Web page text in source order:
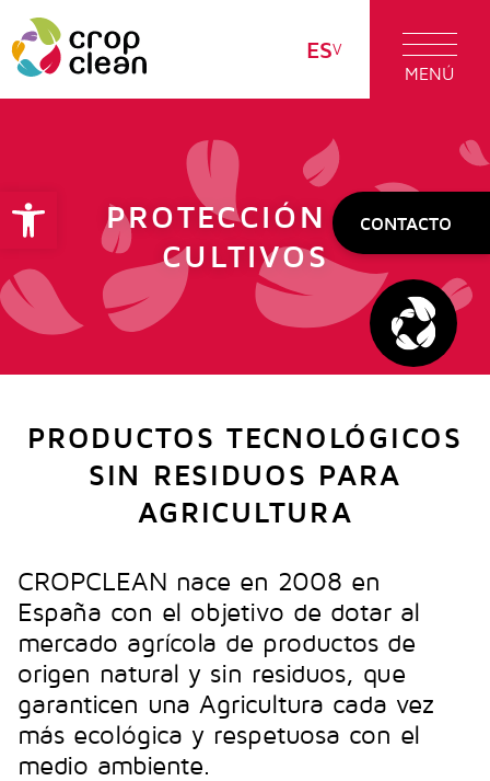
Abrir barra de herramientas
ES
MENÚ
CONTACTO
PROTECCIÓN DE
CULTIVOS
PRODUCTOS TECNOLÓGICOS
SIN RESIDUOS PARA
AGRICULTURA
CROPCLEAN nace en 2008 en
España con el objetivo de dotar al
mercado agrícola de productos de
origen natural y sin residuos, que
garanticen una Agricultura cada vez
más ecológica y respetuosa con el
medio ambiente.